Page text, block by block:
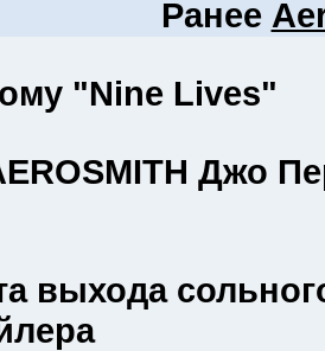
Ранее
"Nine Lives"
Джо
выхода